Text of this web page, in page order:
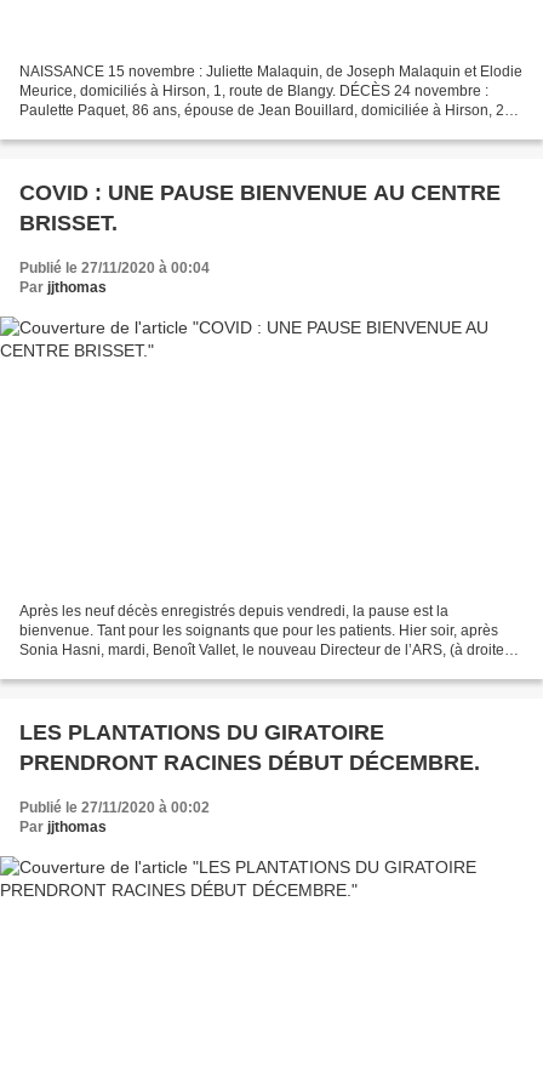
NAISSANCE 15 novembre : Juliette Malaquin, de Joseph Malaquin et Elodie
Meurice, domiciliés à Hirson, 1, route de Blangy. DÉCÈS 24 novembre :
Paulette Paquet, 86 ans, épouse de Jean Bouillard, domiciliée à Hirson, 29,
COVID : UNE PAUSE BIENVENUE AU CENTRE
BRISSET.
Publié le 27/11/2020 à 00:04
Par jjthomas
Après les neuf décès enregistrés depuis vendredi, la pause est la
bienvenue. Tant pour les soignants que pour les patients. Hier soir, après
Sonia Hasni, mardi, Benoît Vallet, le nouveau Directeur de l’ARS, (à droite
LES PLANTATIONS DU GIRATOIRE
PRENDRONT RACINES DÉBUT DÉCEMBRE.
Publié le 27/11/2020 à 00:02
Par jjthomas